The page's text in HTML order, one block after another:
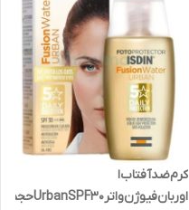
کرم‌ضد‌آفتاب‌ا
اوربان‌فیوژن‌واترUrbanSPF30حجم50میل